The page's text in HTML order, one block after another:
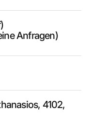
Anfragen)
4102,